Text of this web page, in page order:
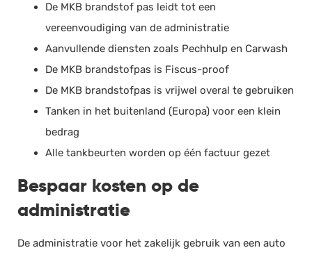
De MKB brandstof pas leidt tot een
vereenvoudiging van de administratie
Aanvullende diensten zoals Pechhulp en Carwash
De MKB brandstofpas is Fiscus-proof
De MKB brandstofpas is vrijwel overal te gebruiken
Tanken in het buitenland (Europa) voor een klein
bedrag
Alle tankbeurten worden op één factuur gezet
Bespaar kosten op de
administratie
De administratie voor het zakelijk gebruik van een auto